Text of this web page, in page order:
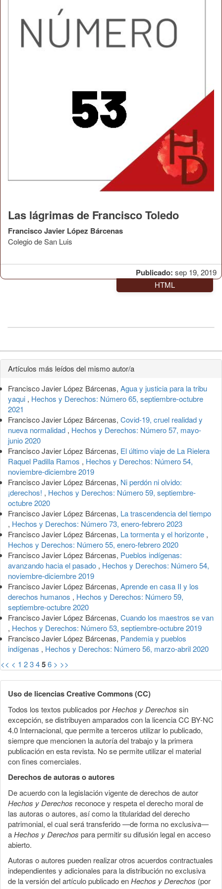
Publicado: sep 19, 2019
Las lágrimas de Francisco Toledo
Francisco Javier López Bárcenas
Colegio de San Luis
HTML
Detalles
del
artículo
Artículos más leídos del mismo autor/a
Francisco Javier López Bárcenas, Agua y justicia para la tribu
yaqui , Hechos y Derechos: Número 65, septiembre-octubre
2021
Francisco Javier López Bárcenas, Covid-19, cruel realidad y
nueva normalidad , Hechos y Derechos: Número 57, mayo-
junio 2020
Francisco Javier López Bárcenas, El último viaje de La Rielera
Raquel Padilla Ramos , Hechos y Derechos: Número 54,
noviembre-diciembre 2019
Francisco Javier López Bárcenas, Ni perdón ni olvido:
¡derechos! , Hechos y Derechos: Número 59, septiembre-
octubre 2020
Francisco Javier López Bárcenas, La trascendencia del tiempo
, Hechos y Derechos: Número 73, enero-febrero 2023
Francisco Javier López Bárcenas, La tormenta y el horizonte ,
Hechos y Derechos: Número 55, enero-febrero 2020
Francisco Javier López Bárcenas, Pueblos indígenas:
avanzando hacia el pasado , Hechos y Derechos: Número 54,
noviembre-diciembre 2019
Francisco Javier López Bárcenas, Aprende en casa II y los
derechos humanos , Hechos y Derechos: Número 59,
septiembre-octubre 2020
Francisco Javier López Bárcenas, Cuando los maestros se van
, Hechos y Derechos: Número 53, septiembre-octubre 2019
Francisco Javier López Bárcenas, Pandemia y pueblos
indígenas , Hechos y Derechos: Número 56, marzo-abril 2020
<< < 1 23456 > >>
Uso de licencias Creative Commons (CC)
Todos los textos publicados porHechos y Derechos sin
excepción, se distribuyen amparados con la licencia CC BY-NC
4.0 Internacional, que permite a terceros utilizar lo publicado,
siempre que mencionen la autoría del trabajo y la primera
publicación en esta revista. No se permite utilizar el material
con fines comerciales.
Derechos de autoras o autores
De acuerdo con la legislación vigente de derechos de autor
Hechos y Derechos reconoce y respeta el derecho moral de
las autoras o autores, así como la titularidad del derecho
patrimonial, el cual será transferido —de forma no exclusiva—
aHechos y Derechos para permitir su difusión legal en acceso
abierto.
Autoras o autores pueden realizar otros acuerdos contractuales
independientes y adicionales para la distribución no exclusiva
de la versión del artículo publicado enHechos y Derechos (por